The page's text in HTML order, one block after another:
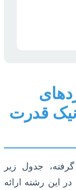
قدرت
جدول زیر
این رشته ارائه